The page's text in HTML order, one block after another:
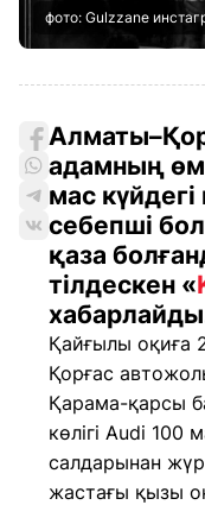
фото: Gulzzane
адамның
мас
себепші
қаза
тілдескен «
Қайғылы оқиға
Қорғас
Қарама-қарсы
көлігі Audi
салдарынан
жастағы қызы